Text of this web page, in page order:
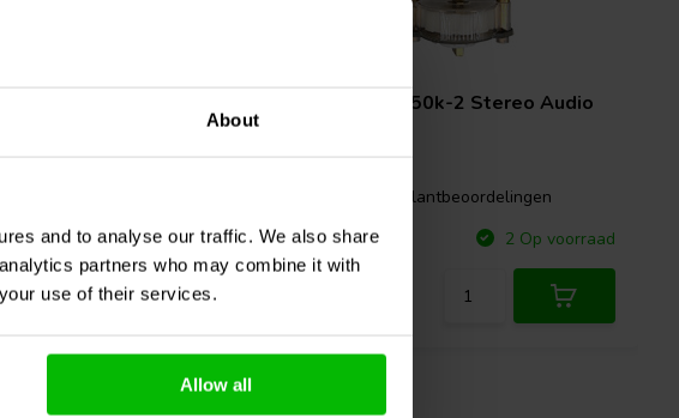
About
and to analyse our traffic. We also share
partners who may combine it with
use of their services.
Allow all
4 Op voorraad
CT2-250k-2 Stereo Audio
0 klantbeoordelingen
Vergelijk
2 Op voorraad